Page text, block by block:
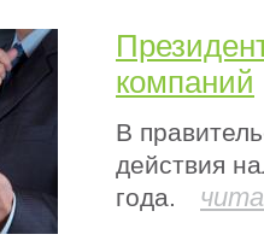
компаний
В
действия
года.